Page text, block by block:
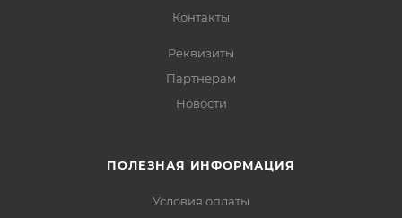
Контакты
Реквизиты
Партнерам
Новости
ПОЛЕЗНАЯ ИНФОРМАЦИЯ
Условия оплаты